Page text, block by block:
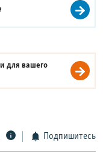
для вашего
Подпишитесь